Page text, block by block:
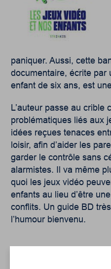
paniquer. Aussi, cette
documentaire, écrite par
enfant de six ans, est
L’auteur passe au crible
problématiques liés aux
idées reçues tenaces
loisir, afin d’aider les
garder le contrôle sans
alarmistes. Il va même
quoi les jeux vidéo
enfants au lieu d’être
conflits. Un guide BD
l’humour bienvenu.